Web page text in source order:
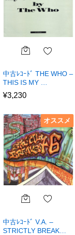
中古ﾚｺｰﾄﾞ THE WHO –
THIS IS MY …
¥3,230
オススメ
中古ﾚｺｰﾄﾞ V.A. –
STRICTLY BREAK…